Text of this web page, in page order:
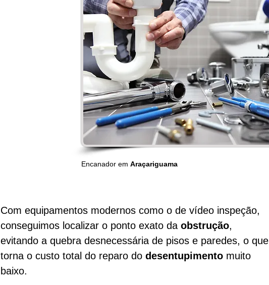
Encanador em Araçariguama
Com equipamentos modernos como o de vídeo inspeção,
conseguimos localizar o ponto exato da obstrução,
evitando a quebra desnecessária de pisos e paredes, o que
torna o custo total do reparo do desentupimento muito
baixo.